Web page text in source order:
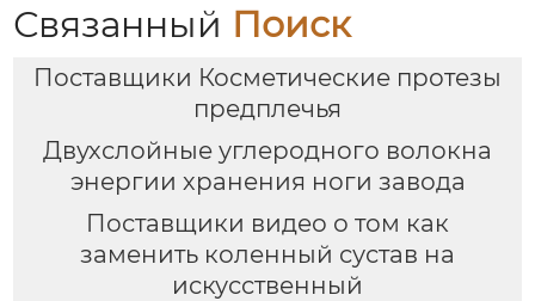
Связанный Поиск
Поставщики Косметические протезы
предплечья
Двухслойные углеродного волокна
энергии хранения ноги завода
Поставщики видео о том как
заменить коленный сустав на
искусственный